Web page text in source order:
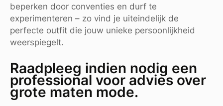
beperken door conventies en durf te
experimenteren – zo vind je uiteindelijk de
perfecte outfit die jouw unieke persoonlijkheid
weerspiegelt.
Raadpleeg indien nodig een
professional voor advies over
grote maten mode.